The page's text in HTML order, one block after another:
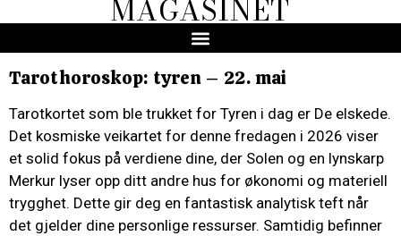
MAGASINET
Tarothoroskop: tyren – 22. mai
Tarotkortet som ble trukket for Tyren i dag er De elskede.
Det kosmiske veikartet for denne fredagen i 2026 viser
et solid fokus på verdiene dine, der Solen og en lynskarp
Merkur lyser opp ditt andre hus for økonomi og materiell
trygghet. Dette gir deg en fantastisk analytisk teft når
det gjelder dine personlige ressurser. Samtidig befinner